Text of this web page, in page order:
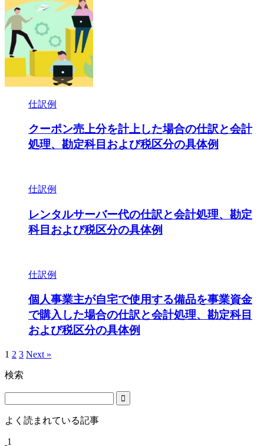
仕訳例
クーポン売上分を計上した場合の仕訳と会計
処理、勘定科目および税区分の具体例
仕訳例
レンタルサーバー代の仕訳と会計処理、勘定
科目および税区分の具体例
仕訳例
個人事業主が自宅で使用する備品を事業資金
で購入した場合の仕訳と会計処理、勘定科目
および税区分の具体例
1 2 3 Next »
検索
よく読まれている記事
1